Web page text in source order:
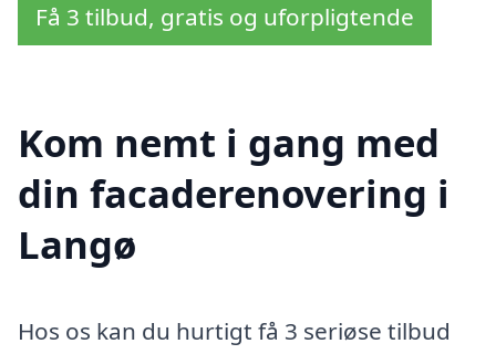
Få 3 tilbud, gratis og uforpligtende
Kom nemt i gang med
din facaderenovering i
Langø
Hos os kan du hurtigt få 3 seriøse tilbud